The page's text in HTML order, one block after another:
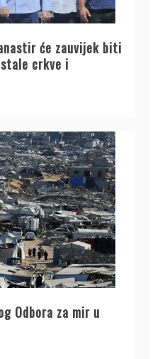
će zauvijek biti
crkve i
Odbora za mir u